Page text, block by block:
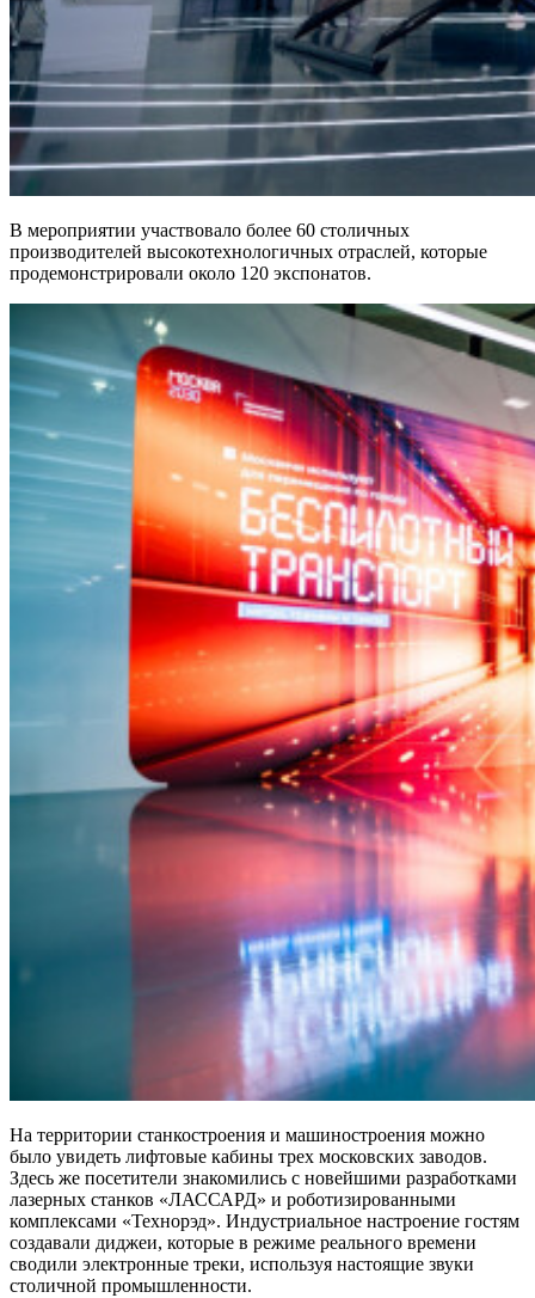
В мероприятии участвовало более 60 столичных
производителей высокотехнологичных отраслей, которые
продемонстрировали около 120 экспонатов.
На территории станкостроения и машиностроения можно
было увидеть лифтовые кабины трех московских заводов.
Здесь же посетители знакомились с новейшими разработками
лазерных станков «ЛАССАРД» и роботизированными
комплексами «Технорэд». Индустриальное настроение гостям
создавали диджеи, которые в режиме реального времени
сводили электронные треки, используя настоящие звуки
столичной промышленности.